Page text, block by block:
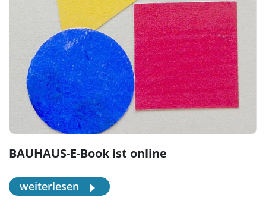
BAUHAUS-E-Book ist online
weiterlesen